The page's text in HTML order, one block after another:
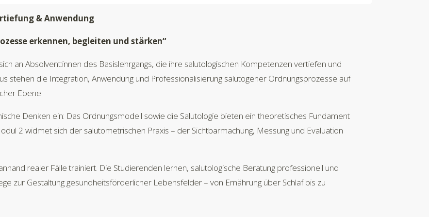
& Anwendung
erkennen, begleiten und stärken“
an Absolvent:innen des Basislehrgangs, die ihre salutologischen Kompetenzen vertiefen und
stehen die Integration, Anwendung und Professionalisierung salutogener Ordnungsprozesse auf
Ebene.
Denken ein: Das Ordnungsmodell sowie die Salutologie bieten ein theoretisches Fundament
2 widmet sich der salutometrischen Praxis – der Sichtbarmachung, Messung und Evaluation
realer Fälle trainiert. Die Studierenden lernen, salutologische Beratung professionell und
zur Gestaltung gesundheitsförderlicher Lebensfelder – von Ernährung über Schlaf bis zu